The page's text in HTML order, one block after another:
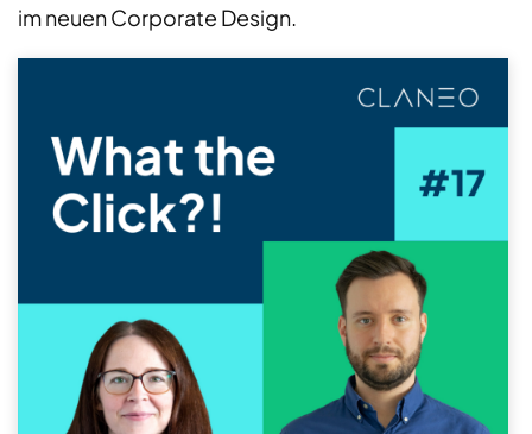
im neuen Corporate Design.